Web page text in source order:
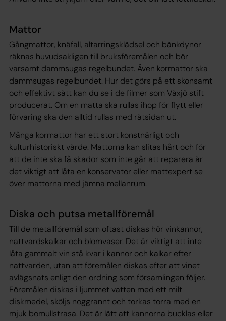
Mattor
Gångmattor, knäfall, altarringsklädsel och bänkdynor
räknas huvudsakligen till bruksföremålen och bör
varsamt dammsugas regelbundet. Även kormattor ska
dammsugas regelbundet. Hur det görs på ett skonsamt
och effektivt sätt kan du se i de filmer som Växjö stift
producerat. Om en matta ska rullas ihop för flytt eller
förvaring ska den alltid rullas med rätsidan ut.
Många kormattor har ett stort konstnärligt och
kulturhistoriskt värde. Mattorna kan slitas hårt och för
att de inte ska få skador som inte går att reparera är
det viktigt att låta en konservator eller mattexpert se
över mattorna med jämna mellanrum.
Diska och putsa metallföremål
Till de metallföremål som oftast diskas hör vinkannor,
nattvardskalkar och blomvaser. Det är viktigt att inte
låta gammalt vin stå kvar i kannor och kalkar efter
nattvarden, utan att föremålen diskas efter att vinet
avlägsnats enligt den ordning som församlingen följer.
Föremålen diskas i ljummet vatten med ett milt
diskmedel, sköljs noggrannt och torkas torra med en
mjuk bomullstrasa. Det är lätt att kannorna bucklas eller